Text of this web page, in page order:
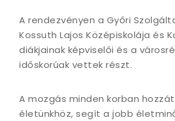
A rendezvényen a Győri
Kossuth Lajos Középiskolája és
diákjainak képviselői és a
időskorúak vettek részt.
A mozgás minden korban
életünkhöz, segít a jobb